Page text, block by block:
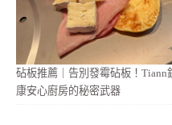
砧板推薦｜告別發霉砧板！
康安心廚房的秘密武器